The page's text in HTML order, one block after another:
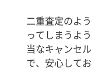
二重査定のよ
ってしまうよ
当なキャンセ
で、安心して